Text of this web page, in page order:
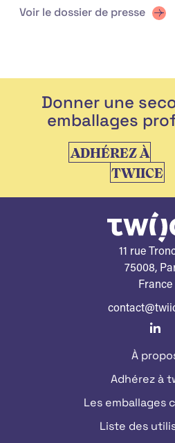
Voir le dossier de presse
Donner une
emballages
ADHÉREZ À
TWIICE
11 rue
75008,
France
À
Adhérez à
Les emballages
Liste des